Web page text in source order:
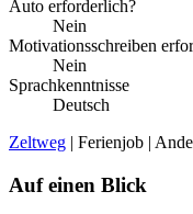
Auto erforderlich?
Nein
Motivationsschreiben
Nein
Sprachkenntnisse
Deutsch
Zeltweg | Ferienjob |
Auf einen Blick